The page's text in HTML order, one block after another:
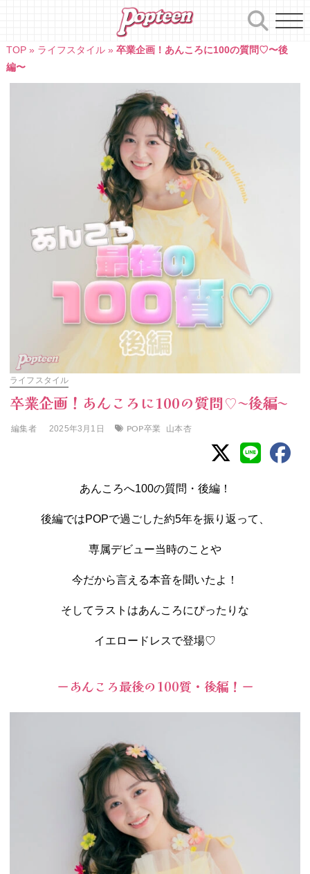
TOP» ライフスタイル» 卒業企画！あんころに100の質問♡〜後
編〜
ライフスタイル
卒業企画！あんころに100の質問♡〜後編〜
編集者 2025年3月1日 POP卒業 山本杏
あんころへ100の質問・後編！
後編ではPOPで過ごした約5年を振り返って、
専属デビュー当時のことや
今だから言える本音を聞いたよ！
そしてラストはあんころにぴったりな
イエロードレスで登場♡
ーあんころ最後の100質・後編！ー